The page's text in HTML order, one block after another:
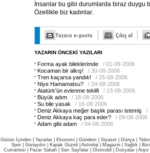
İnsanlar bu gibi durumlarda biraz duygu
Özellikle biz kadınlar.
YAZARIN ÖNCEKİ YAZILARI
Forma ayak bileklerimde
/ 01-09-2006
Kocaman bir alkış!
/ 30-08-2006
Tren kaçarsa yandık!
/ 25-08-2006
Niye Hamamatsu?
/ 24-08-2006
Atatürk'ün evlenme teklifi
/ 23-08-2006
Büyük adım
/ 18-08-2006
Su bile yasak
/ 16-08-2006
Deniz Akkaya meğer başlık parası istemiş
/
Deniz Akkaya kaç para eder?
/ 09-08-2006
Adam gibi adam
/ 04-08-2006
Günün İçinden Yazarlar Ekonomi Gündem Siyaset Dünya |
Spor
Günaydın Kapak Güzeli Astroloji Magazin Sağlık
Cumartesi
Pazar Sabah Sarı Sayfalar Otomobil Dosyalar Arşiv